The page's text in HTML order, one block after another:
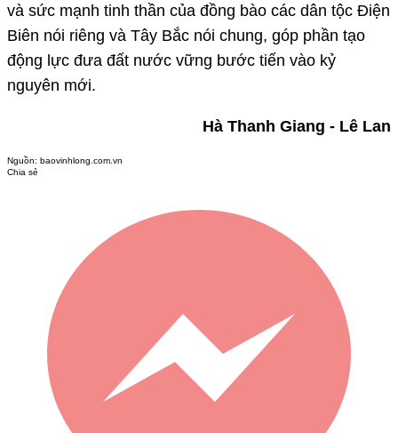
và sức mạnh tinh thần của đồng bào các dân tộc Điện
Biên nói riêng và Tây Bắc nói chung, góp phần tạo
động lực đưa đất nước vững bước tiến vào kỷ
nguyên mới.
Hà Thanh Giang - Lê Lan
Nguồn: baovinhlong.com.vn
Chia sẻ